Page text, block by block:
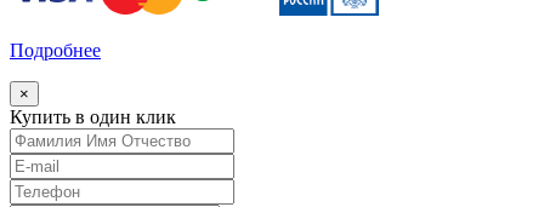
Подробнее
×
Купить в один клик